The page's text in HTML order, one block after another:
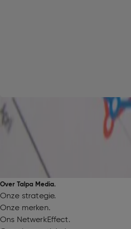
Over Talpa Media.
Onze strategie.
Onze merken.
Ons NetwerkEffect.